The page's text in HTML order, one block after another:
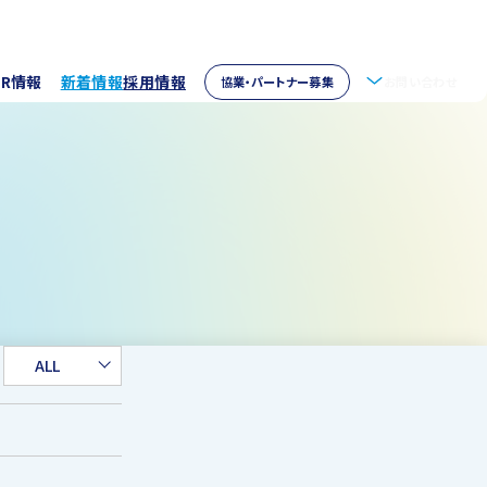
情報 新着情報採用情報 協業・パートナー募集
ALL